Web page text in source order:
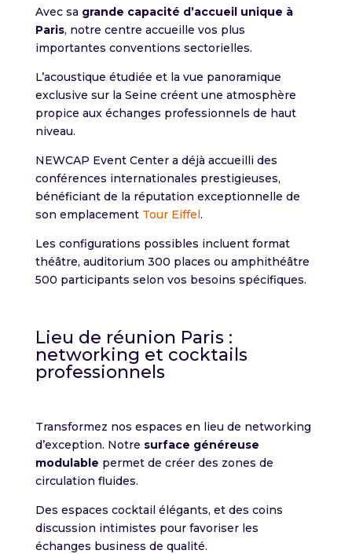
Avec sa grande capacité d’accueil unique à
Paris, notre centre accueille vos plus
importantes conventions sectorielles.
L’acoustique étudiée et la vue panoramique
exclusive sur la Seine créent une atmosphère
propice aux échanges professionnels de haut
niveau.
NEWCAP Event Center a déjà accueilli des
conférences internationales prestigieuses,
bénéficiant de la réputation exceptionnelle de
son emplacement Tour Eiffel.
Les configurations possibles incluent format
théâtre, auditorium 300 places ou amphithéâtre
500 participants selon vos besoins spécifiques.
Lieu de réunion Paris :
networking et cocktails
professionnels
Transformez nos espaces en lieu de networking
d’exception. Notre surface généreuse
modulable permet de créer des zones de
circulation fluides.
Des espaces cocktail élégants, et des coins
discussion intimistes pour favoriser les
échanges business de qualité.